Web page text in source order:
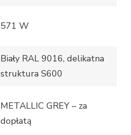
571 W
Biały RAL 9016, delikatna
struktura S600
METALLIC GREY – za
dopłatą